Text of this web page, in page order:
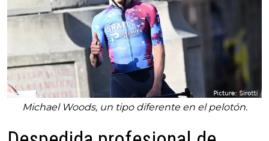
Michael Woods, un tipo diferente en el pelotón.